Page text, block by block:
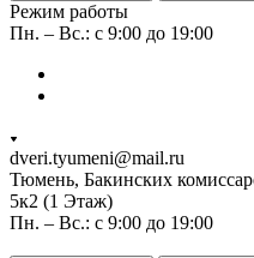
Режим работы
Пн. – Вс.: с 9:00 до 19:00
dveri.tyumeni@mail.ru
Тюмень, Бакинских
5к2 (1 Этаж)
Пн. – Вс.: с 9:00 до 19:00